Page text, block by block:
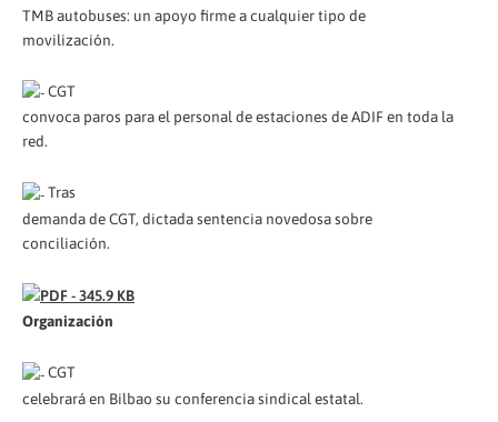
TMB autobuses: un apoyo firme a cualquier tipo de
movilización.
CGT
convoca paros para el personal de estaciones de ADIF en toda la
red.
Tras
demanda de CGT, dictada sentencia novedosa sobre
conciliación.
Organización
CGT
celebrará en Bilbao su conferencia sindical estatal.